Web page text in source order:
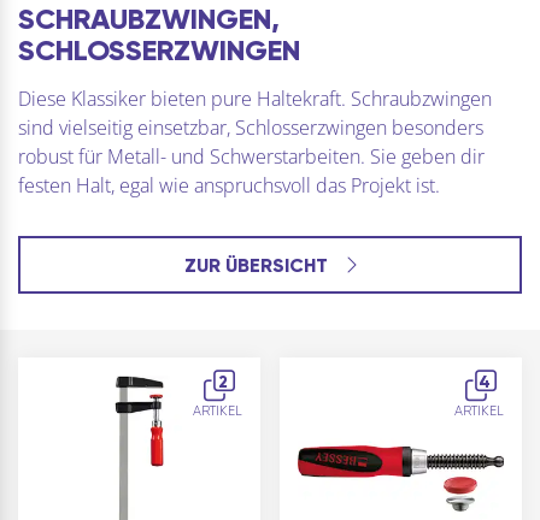
SCHRAUBZWINGEN,
SCHLOSSERZWINGEN
Diese Klassiker bieten pure Haltekraft. Schraubzwingen
sind vielseitig einsetzbar, Schlosserzwingen besonders
robust für Metall- und Schwerstarbeiten. Sie geben dir
festen Halt, egal wie anspruchsvoll das Projekt ist.
ZUR ÜBERSICHT
2
ARTIKEL
4
ARTIKEL